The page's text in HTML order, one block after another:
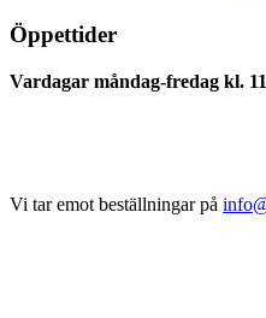
Öppettider
Vardagar måndag-fredag kl.
Vi tar emot beställningar på